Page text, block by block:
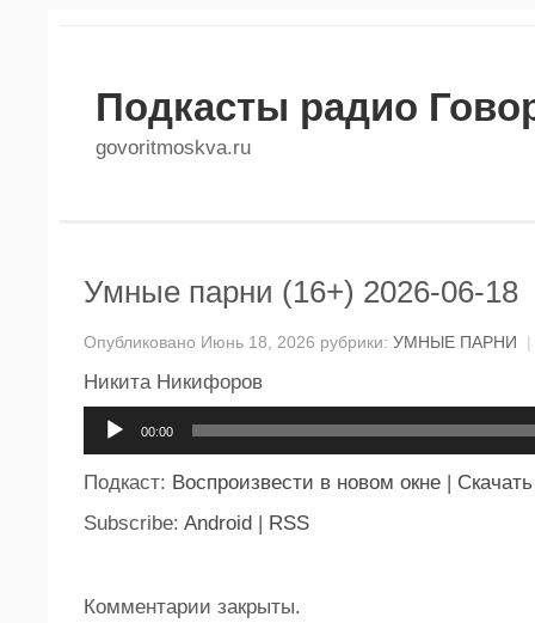
Подкасты радио
govoritmoskva.ru
Умные парни (16+) 2026-06-18
Опубликовано Июнь 18, 2026 рубрики: УМНЫЕ ПАРНИ |
Никита Никифоров
00:00
Подкаст: Воспроизвести в новом окне | Скачать
Subscribe: Android | RSS
Комментарии закрыты.